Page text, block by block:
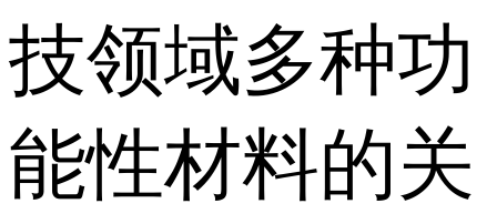
技领域多种功
能性材料的关